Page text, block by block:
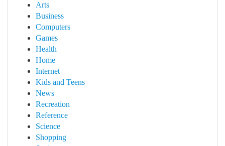
Arts
Business
Computers
Games
Health
Home
Internet
Kids and Teens
News
Recreation
Reference
Science
Shopping